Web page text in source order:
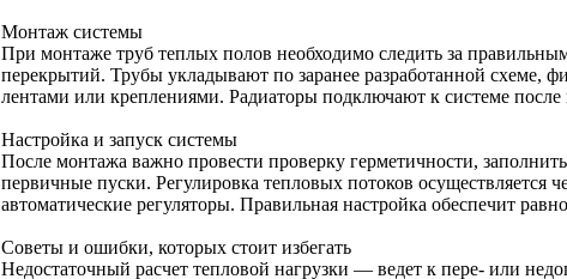
Монтаж системы
При монтаже труб теплых полов необходимо следить за
перекрытий. Трубы укладывают по заранее разработанной схеме,
лентами или креплениями. Радиаторы подключают к системе после
Настройка и запуск системы
После монтажа важно провести проверку герметичности,
первичные пуски. Регулировка тепловых потоков осуществляется
автоматические регуляторы. Правильная настройка обеспечит
Советы и ошибки, которых стоит избегать
Недостаточный расчет тепловой нагрузки — ведет к пере- или